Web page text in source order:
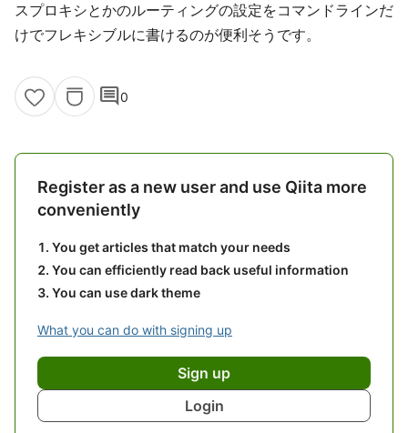
スプロキシとかのルーティングの設定をコマンドラインだ
けでフレキシブルに書けるのが便利そうです。
comment0
Register as a new user and use Qiita more
conveniently
You get articles that match your needs
You can efficiently read back useful information
You can use dark theme
What you can do with signing up
Sign up
Login